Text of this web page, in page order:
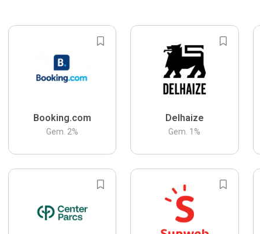
Booking.com
Gem. 2%
Delhaize
Gem. 1 %